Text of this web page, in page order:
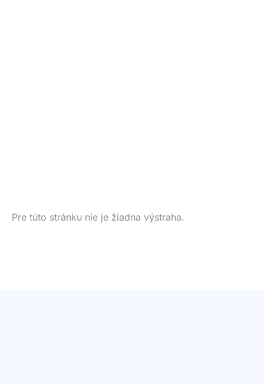
Pre túto stránku nie je žiadna výstraha.